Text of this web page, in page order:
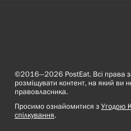
©2016—2026 PostEat. Всі права
розміщувати контент, на який ви
правовласника.
Просимо ознайомитися з Угодою
спілкування.